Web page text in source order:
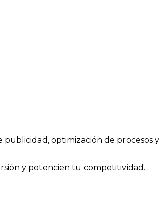
publicidad, optimización de procesos y
y potencien tu competitividad.